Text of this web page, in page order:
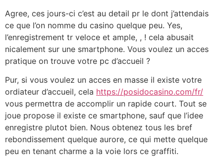
Agree, ces jours-ci c’est au detail pr le dont j’attendais
ce que l’on nomme du casino quelque peu. Yes,
l’enregistrement tr veloce et ample, , ! cela abusait
nicalement sur une smartphone. Vous voulez un acces
pratique on trouve votre pc d’accueil ?
Pur, si vous voulez un acces en masse il existe votre
ordiateur d’accueil, cela https://posidocasino.com/fr/
vous permettra de accomplir un rapide court. Tout se
joue propose il existe ce smartphone, sauf que l’idee
enregistre plutot bien. Nous obtenez tous les bref
rebondissement quelque aurore, ce qui mette quelque
peu en tenant charme a la voie lors ce graffiti.